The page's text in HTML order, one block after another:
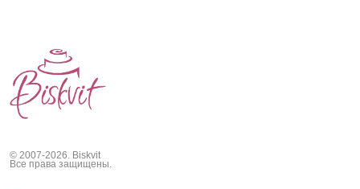
© 2007-2026. Biskvit
Все права защищены.